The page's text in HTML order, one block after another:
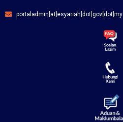
portaladmin[at]esyariah[dot]gov[dot]my